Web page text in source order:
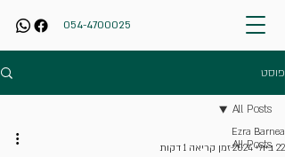
054-4700025
פוסט
All Posts
All Posts
Ezra Barnea
22 ביולי 2024
זמן קריאה 1 דקות